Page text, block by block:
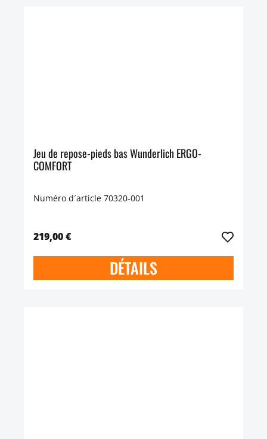
Jeu de repose-pieds bas Wunderlich ERGO-
COMFORT
Numéro d´article 70320-001
219,00 €
DÉTAILS